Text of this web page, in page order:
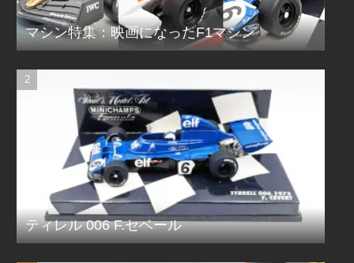
マシン特集：映画になったF1マシン
ティレル 006 F.セベール